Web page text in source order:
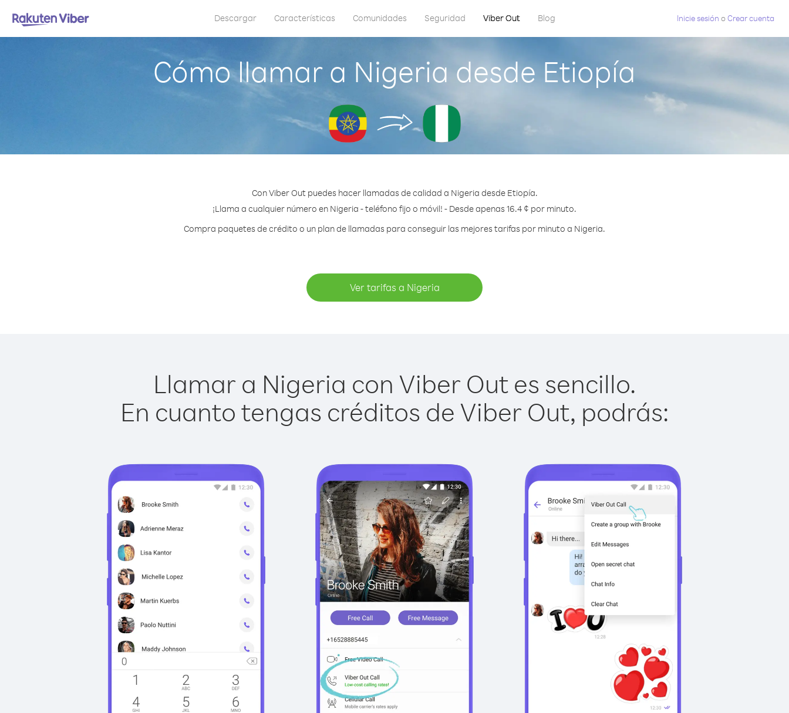
Descargar Características Comunidades Seguridad Viber Out Blog Inicie sesión oCrear cuenta
Cómo llamar a Nigeria desde Etiopía
Con Viber Out puedes hacer llamadas de calidad a Nigeria desde Etiopía.
¡Llama a cualquier número en Nigeria - teléfono fijo o móvil! - Desde apenas 16.4 ¢ por minuto.
Compra paquetes de crédito o un plan de llamadas para conseguir las mejores tarifas por minuto a Nigeria.
Ver tarifas a Nigeria
Llamar a Nigeria con Viber Out es sencillo.
En cuanto tengas créditos de Viber Out, podrás: